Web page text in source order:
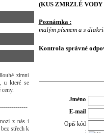
zimní
u které se
z nás i
střech k
(KUS ZMRZLÉ VODY
Poznámka :
malým písmem a s
Kontrola správné
Jméno
E-mail
Opiš kód
: